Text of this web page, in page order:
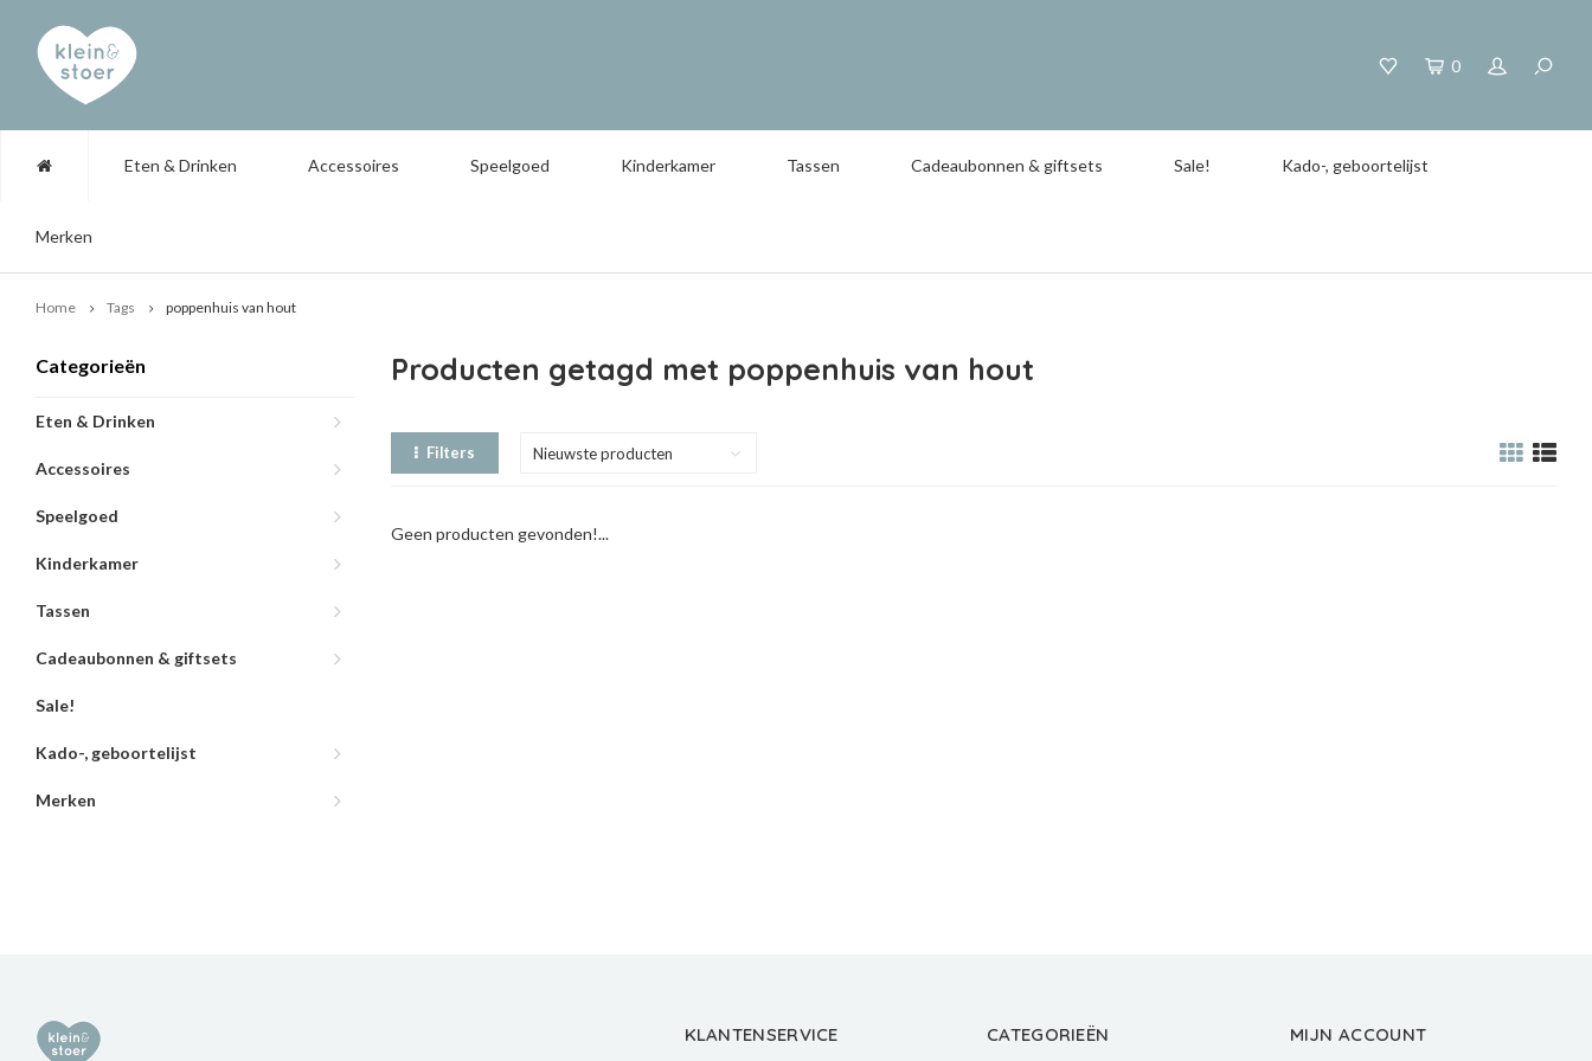
0
Eten & Drinken Accessoires Speelgoed Kinderkamer Tassen Cadeaubonnen & giftsets Sale! Kado-, geboortelijst
Merken
Home Tags poppenhuis van hout
Categorieën
Eten & Drinken
Accessoires
Speelgoed
Kinderkamer
Tassen
Cadeaubonnen & giftsets
Sale!
Kado-, geboortelijst
Merken
Producten getagd met poppenhuis van hout
Filters Nieuwste producten
Geen producten gevonden!...
KLANTENSERVICE CATEGORIEËN MIJN ACCOUNT